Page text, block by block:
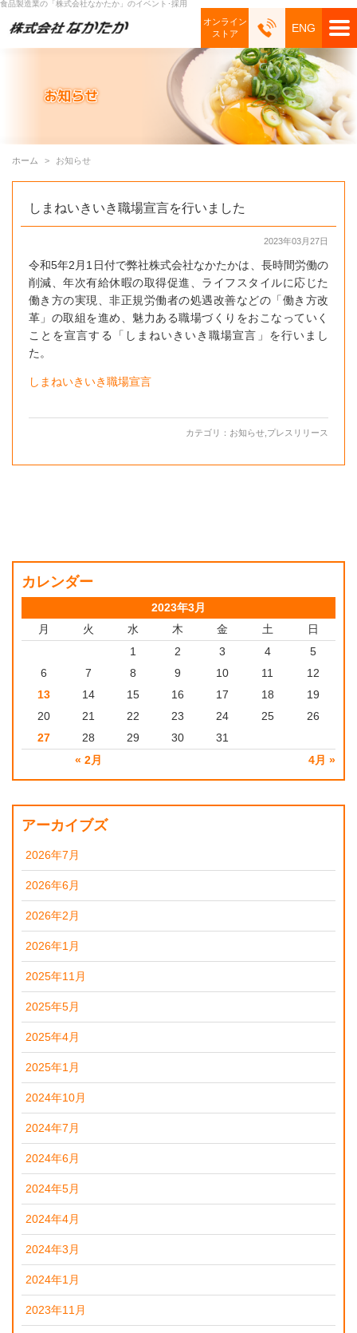
食品製造業の「株式会社なかたか」のイベント･採用
オンライン
ストア
ENG
ホーム お知らせ
しまねいきいき職場宣言を行いました
2023年03月27日
令和5年2月1日付で弊社株式会社なかたかは、長時間労働の
削減、年次有給休暇の取得促進、ライフスタイルに応じた
働き方の実現、非正規労働者の処遇改善などの「働き方改
革」の取組を進め、魅力ある職場づくりをおこなっていく
ことを宣言する「しまねいきいき職場宣言」を行いまし
た。
しまねいきいき職場宣言
カテゴリ： お知らせ,プレスリリース
カレンダー
2023年3月
月
火 水 木 金 土 日
« 2月 4月 »
1 2 3 4
5
6
7 8 9 10 11
12
13
14 15 16 17 18
19
20
21 22 23 24 25
26
27
28 29 30 31
アーカイブズ
2026年7月
2026年6月
2026年2月
2026年1月
2025年11月
2025年5月
2025年4月
2025年1月
2024年10月
2024年7月
2024年6月
2024年5月
2024年4月
2024年3月
2024年1月
2023年11月